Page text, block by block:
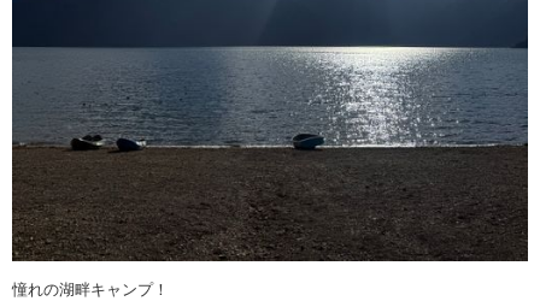
憧れの湖畔キャンプ！